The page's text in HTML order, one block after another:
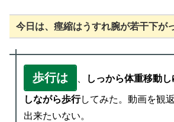
今日は、痙縮はうすれ腕が若干下が
歩行は しっから体重移動
しながら歩行してみた。動画を観
出来たいない。